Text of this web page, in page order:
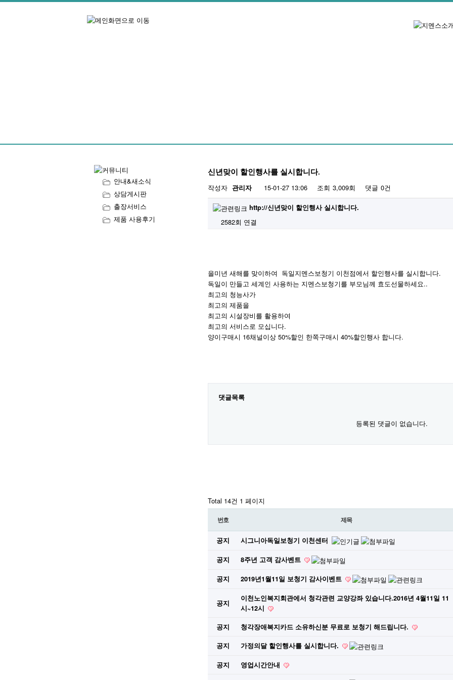
안내&새소식
상담게시판
출장서비스
제품 사용후기
신년맞이 할인행사를 실시합니다.
작성자 관리자 15-01-27 13:06 조회 3,009회 댓글 0건
http://신년맞이 할인행사 실시합니다.
2582회 연결
을미년 새해를 맞이하여 독일지멘스보청기 이천점에서 할인행사를 실시합니다.
독일이 만들고 세계인 사용하는 지멘스보청기를 부모님께 효도선물하세요..
최고의 청능사가
최고의 제품을
최고의 시설장비를 활용하여
최고의 서비스로 모십니다.
양이구매시 16채널이상 50%할인 한쪽구매시 40%할인행사 합니다.
댓글목록
등록된 댓글이 없습니다.
Total 14건 1 페이지
번호 제목
공지 시그니아독일보청기 이천센터
공지 8주년 고객 감사벤트
공지 2019년1월11일 보청기 감사이벤트
공지
이천노인복지회관에서 청각관련 교양강좌 있습니다.2016년 4월11일 11
시~12시
공지 청각장애복지카드 소유하신분 무료로 보청기 해드립니다.
공지 가정의달 할인행사를 실시합니다.
공지 영업시간안내